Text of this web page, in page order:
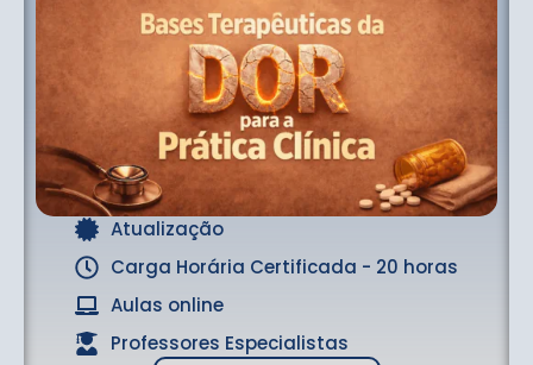
Atualização
Carga Horária Certificada - 20 horas
Aulas online
Professores Especialistas